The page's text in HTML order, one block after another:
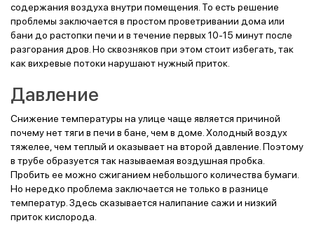
содержания воздуха внутри помещения. То есть решение
проблемы заключается в простом проветривании дома или
бани до растопки печи и в течение первых 10-15 минут после
разгорания дров. Но сквозняков при этом стоит избегать, так
как вихревые потоки нарушают нужный приток.
Давление
Снижение температуры на улице чаще является причиной
почему нет тяги в печи в бане, чем в доме. Холодный воздух
тяжелее, чем теплый и оказывает на второй давление. Поэтому
в трубе образуется так называемая воздушная пробка.
Пробить ее можно сжиганием небольшого количества бумаги.
Но нередко проблема заключается не только в разнице
температур. Здесь сказывается налипание сажи и низкий
приток кислорода.